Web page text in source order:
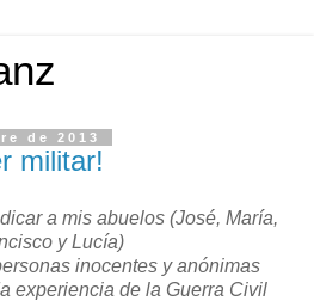
de 2013
militar!
a mis abuelos (José, María,
y Lucía)
inocentes y anónimas
experiencia de la Guerra Civil